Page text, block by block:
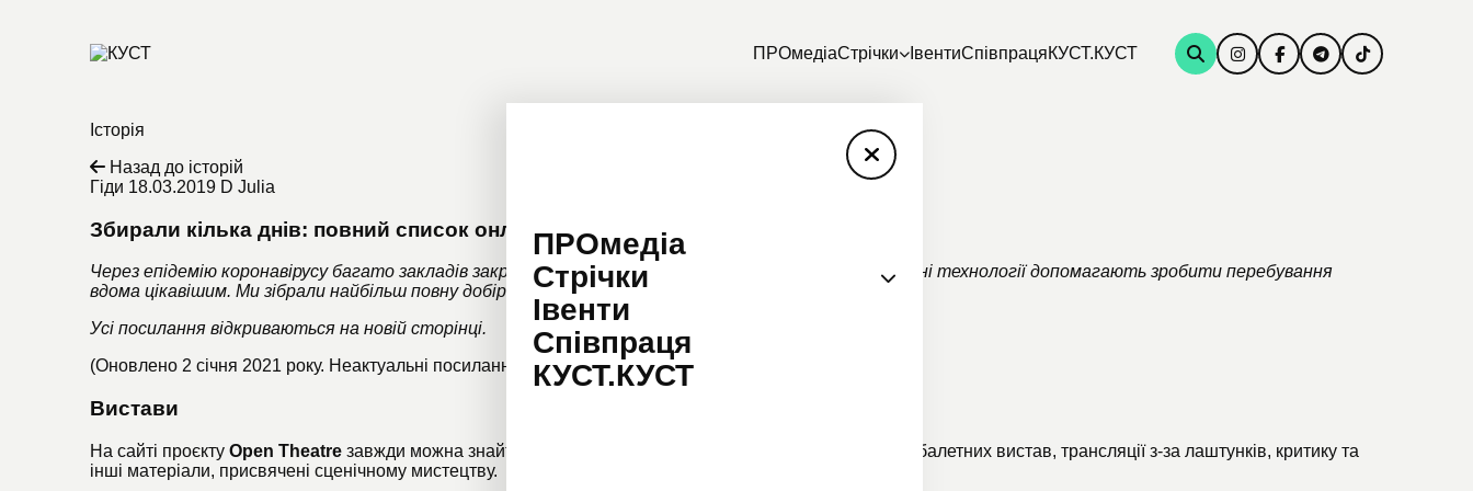
ПРОмедіаСтрічки ІвентиСпівпрацяКУСТ.КУСТ
ПРОмедіа
Стрічки
Івенти
Співпраця
КУСТ.КУСТ
Історія
Назад до історій
Гіди 18.03.2019 D Julia
Збирали кілька днів: повний список онлайн-занять для карантину
Через епідемію коронавірусу багато закладів закрито, а події перенесено або скасовано. Але сучасні технології допомагають зробити перебування
вдома цікавішим. Ми зібрали найбільш повну добірку проєктів та подій, доступних онлайн.
Усі посилання відкриваються на новій сторінці.
(Оновлено 2 січня 2021 року. Неактуальні посилання видалено)
Вистави
На сайті проєкту Open Theatre завжди можна знайти відеозаписи українських театральних, оперних, балетних вистав, трансляції з-за лаштунків, критику та
інші матеріали, присвячені сценічному мистецтву.